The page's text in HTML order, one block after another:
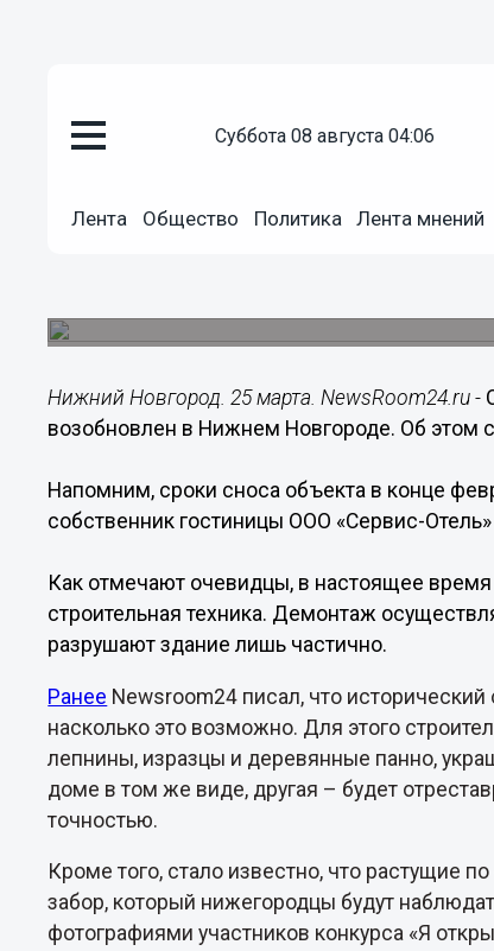
суббота 08 августа 04:06
Лента Общество Политика Лента мнений
25.03.202011:04
Нижний Новгород. 25 марта. NewsRoom24.ru -
возобновлен в Нижнем Новгороде. Об этом
Напомним, сроки сноса объекта в конце
собственник гостиницы ООО «Сервис-
Как отмечают очевидцы, в настоящее время
строительная техника. Демонтаж
разрушают здание лишь частично.
Ранее Newsroom24 писал, что
насколько это возможно. Для этого
лепнины, изразцы и деревянные панно,
доме в том же виде, другая – будет
точностью.
Кроме того, стало известно, что растущие
забор, который нижегородцы будут
фотографиями участников конкурса «Я